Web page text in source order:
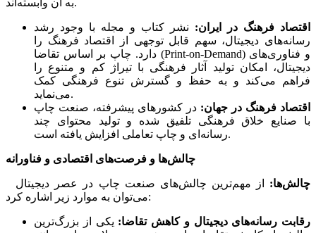
اقتصاد فرهنگ در ایران: نشر کتاب و مجله با وجود رشد
رسانه‌های دیجیتال، سهم قابل توجهی از اقتصاد فرهنگ را
دارد. چاپ بر اساس تقاضا (Print-on-Demand) و فناوری‌های
دیجیتال، امکان تولید آثار فرهنگی با تیراژ کم و متنوع را
فراهم می‌کند و به حفظ و گسترش تنوع فرهنگی کمک
می‌نماید.
اقتصاد فرهنگ در جهان: در کشورهای پیشرفته، صنعت چاپ
با صنایع خلاق فرهنگی تلفیق شده و تولید محتوای چند
رسانه‌ای و چاپ تعاملی افزایش یافته است.
چالش‌ها و فرصت‌های اقتصادی و فناورانه
چالش‌ها:
از مهم‌ترین چالش‌های صنعت چاپ در عصر دیجیتال
می‌توان به موارد زیر اشاره کرد:
رقابت رسانه‌های دیجیتال و کاهش تقاضا: یکی از بزرگ‌ترین